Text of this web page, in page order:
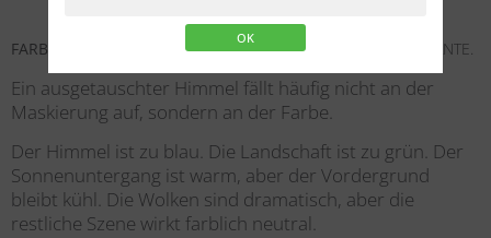
FARBE VERRÄT DEN AUSTAUSCH OFT ZUERST. NICHT DIE KANTE.
Ein ausgetauschter Himmel fällt häufig nicht an der
Maskierung auf, sondern an der Farbe.
Der Himmel ist zu blau. Die Landschaft ist zu grün. Der
Sonnenuntergang ist warm, aber der Vordergrund
bleibt kühl. Die Wolken sind dramatisch, aber die
restliche Szene wirkt farblich neutral.
OK